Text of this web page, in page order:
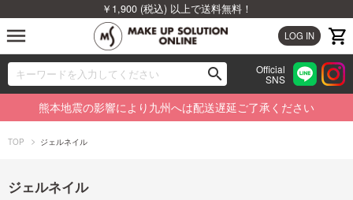
￥1,900 (税込) 以上で送料無料！
LOG IN
menu
search
00
Official
SNS
ブランドから探す
カテゴリから探す
熊本地震の影響により九州へは配送遅延ご了承ください
TOP ジェルネイル
ジェルネイル